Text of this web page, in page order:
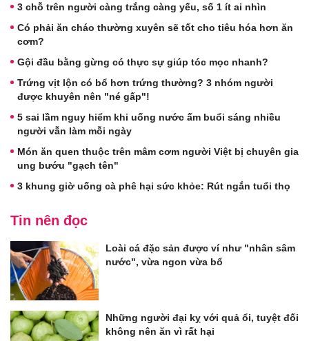
3 chỗ trên người càng trắng càng yếu, số 1 ít ai nhìn
Có phải ăn cháo thường xuyên sẽ tốt cho tiêu hóa hơn ăn
cơm?
Gội đầu bằng gừng có thực sự giúp tóc mọc nhanh?
Trứng vịt lộn có bổ hơn trứng thường? 3 nhóm người
được khuyên nên "né gấp"!
5 sai lầm nguy hiểm khi uống nước ấm buổi sáng nhiều
người vẫn làm mỗi ngày
Món ăn quen thuộc trên mâm cơm người Việt bị chuyên gia
ung bướu "gạch tên"
3 khung giờ uống cà phê hại sức khỏe: Rút ngắn tuổi thọ
Tin nên đọc
Loài cá đặc sản được ví như "nhân sâm
nước", vừa ngon vừa bổ
Những người đại kỵ với quả ổi, tuyệt đối
không nên ăn vì rất hại